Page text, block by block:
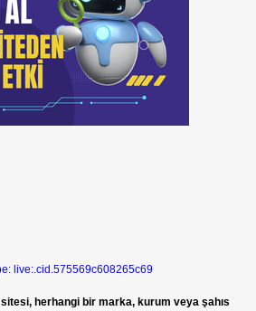
live:.cid.575569c608265c69
herhangi bir marka, kurum veya şahıs